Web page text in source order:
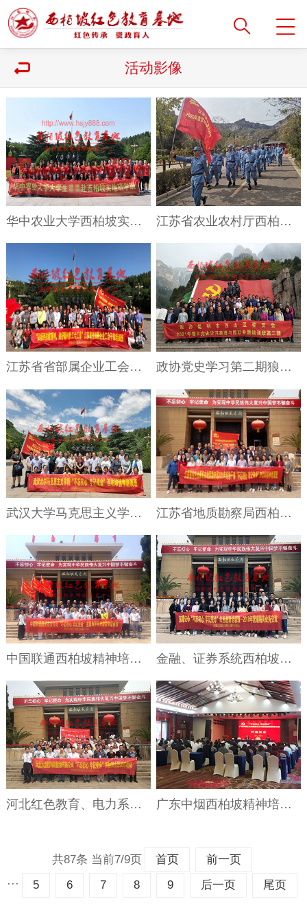
活动影像
华中农业大学西柏坡实地研学班 江苏省农业农村厅西柏坡精神体验教学
江苏省省部属企业工会干部专题培训班狼牙山基地合影 政协党史学习第二期狼牙山红色教育基地合影
武汉大学马克思主义学院西柏坡精神培训班 江苏省地质勘察局西柏坡干部培训
中国联通西柏坡精神培训班、央企培训 金融、证券系统西柏坡红色教育培训班
河北红色教育、电力系统西柏坡干部培训 广东中烟西柏坡精神培训开班仪式
共87条 当前7/9页 首页
前一页
···
5 6 7 8 9 后一页 尾页